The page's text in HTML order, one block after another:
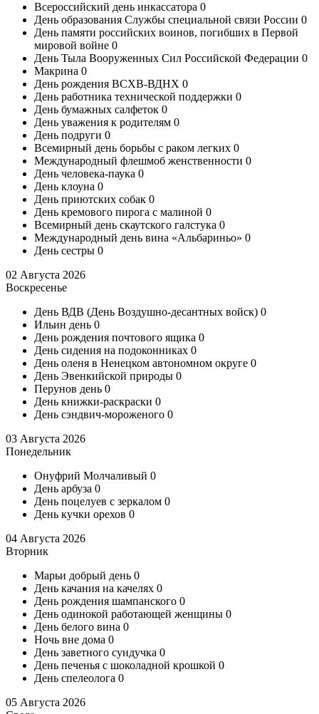
Всероссийский день инкассатора 0
День образования Службы специальной связи России 0
День памяти российских воинов, погибших в Первой
мировой войне 0
День Тыла Вооруженных Сил Российской Федерации 0
Макрина 0
День рождения ВСХВ-ВДНХ 0
День работника технической поддержки 0
День бумажных салфеток 0
День уважения к родителям 0
День подруги 0
Всемирный день борьбы с раком легких 0
Международный флешмоб женственности 0
День человека-паука 0
День клоуна 0
День приютских собак 0
День кремового пирога с малиной 0
Всемирный день скаутского галстука 0
Международный день вина «Альбариньо» 0
День сестры 0
02 Августа 2026
Воскресенье
День ВДВ (День Воздушно-десантных войск) 0
Ильин день 0
День рождения почтового ящика 0
День сидения на подоконниках 0
День оленя в Ненецком автономном округе 0
День Эвенкийской природы 0
Перунов день 0
День книжки-раскраски 0
День сэндвич-мороженого 0
03 Августа 2026
Понедельник
Онуфрий Молчаливый 0
День арбуза 0
День поцелуев с зеркалом 0
День кучки орехов 0
04 Августа 2026
Вторник
Марьи добрый день 0
День качания на качелях 0
День рождения шампанского 0
День одинокой работающей женщины 0
День белого вина 0
Ночь вне дома 0
День заветного сундучка 0
День печенья с шоколадной крошкой 0
День спелеолога 0
05 Августа 2026